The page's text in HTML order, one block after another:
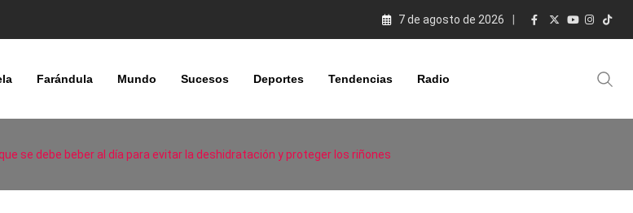
7 de agosto de 2026
Farándula Mundo Sucesos Deportes Tendencias Radio
se debe beber al día para evitar la deshidratación y proteger los riñones